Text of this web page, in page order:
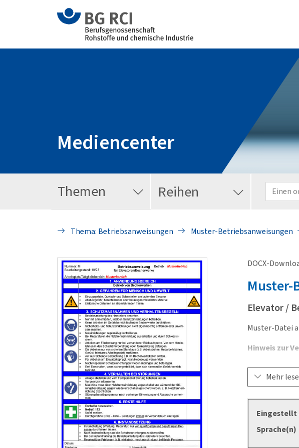
Mediencenter
Themen Reihen
Thema: Betriebsanweisungen Muster-Betriebsanweisungen
DOCX-
Muster-
Elevator /
Muster-Datei
Hinweis zur
Die
unbedingt an
Für den
Mehr
Eingestellt
Sprache(n)